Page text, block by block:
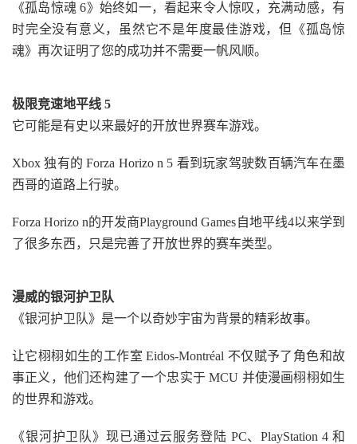
《孤岛惊魂 6》始终如一，看起来令人惊叹，充满动感，有
时完全没有意义，虽然它不是年度最佳游戏，但《孤岛惊
魂》再次证明了您的成功并不需要一帆风顺。
极限竞速地平线 5
它可能是有史以来最好的开放世界赛车游戏。
Xbox 独有的 Forza Horizo n 5 看到玩家驾驶数百辆汽车在墨
西哥的道路上行驶。
Forza Horizo n的开发商Playground Games自地平线4以来学到
了很多东西，只是完善了开放世界的赛车类型。
漫威的银河护卫队
《银河护卫队》是一个以奇妙宇宙为背景的精彩故事。
让它栩栩如生的工作室 Eidos-Montréal 不仅赋予了角色和故
事正义，他们还构建了一个忠实于 MCU 并使漫画栩栩如生
的世界和游戏。
《银河护卫队》现已通过云服务登陆 PC、PlayStation 4 和